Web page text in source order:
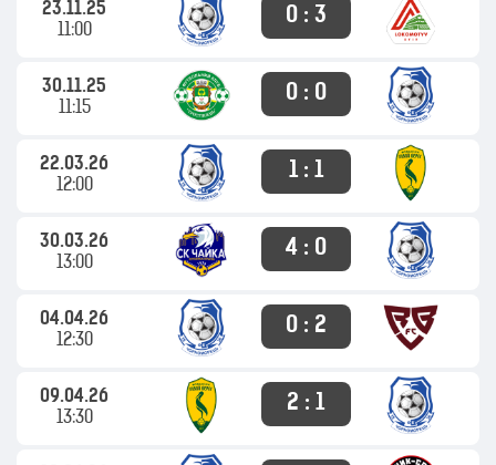
23.11.25
11:00
0 : 3
30.11.25
11:15
0 : 0
22.03.26
12:00
1 : 1
30.03.26
13:00
4 : 0
04.04.26
12:30
0 : 2
09.04.26
13:30
2 : 1